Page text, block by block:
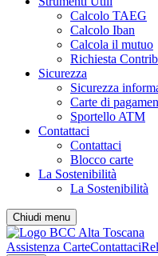
Calcolo TAEG
Calcolo Iban
Calcola il mutuo
Richiesta
Sicurezza
Sicurezza
Carte di
Sportello ATM
Contattaci
Contattaci
Blocco carte
La Sostenibilità
La Sostenibilità
Chiudi menu
Assistenza CarteContattaci